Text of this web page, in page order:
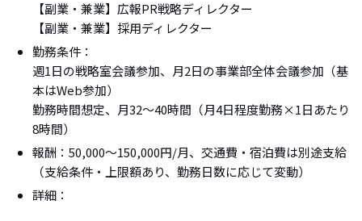
【副業・兼業】広報PR戦略ディレクター
【副業・兼業】採用ディレクター
勤務条件：
週1日の戦略室会議参加、月2日の事業部全体会議参加（基
本はWeb参加）
勤務時間想定、月32〜40時間（月4日程度勤務×1日あたり
8時間）
報酬：50,000～150,000円/月、交通費・宿泊費は別途支給
（支給条件・上限額あり、勤務日数に応じて変動）
詳細：